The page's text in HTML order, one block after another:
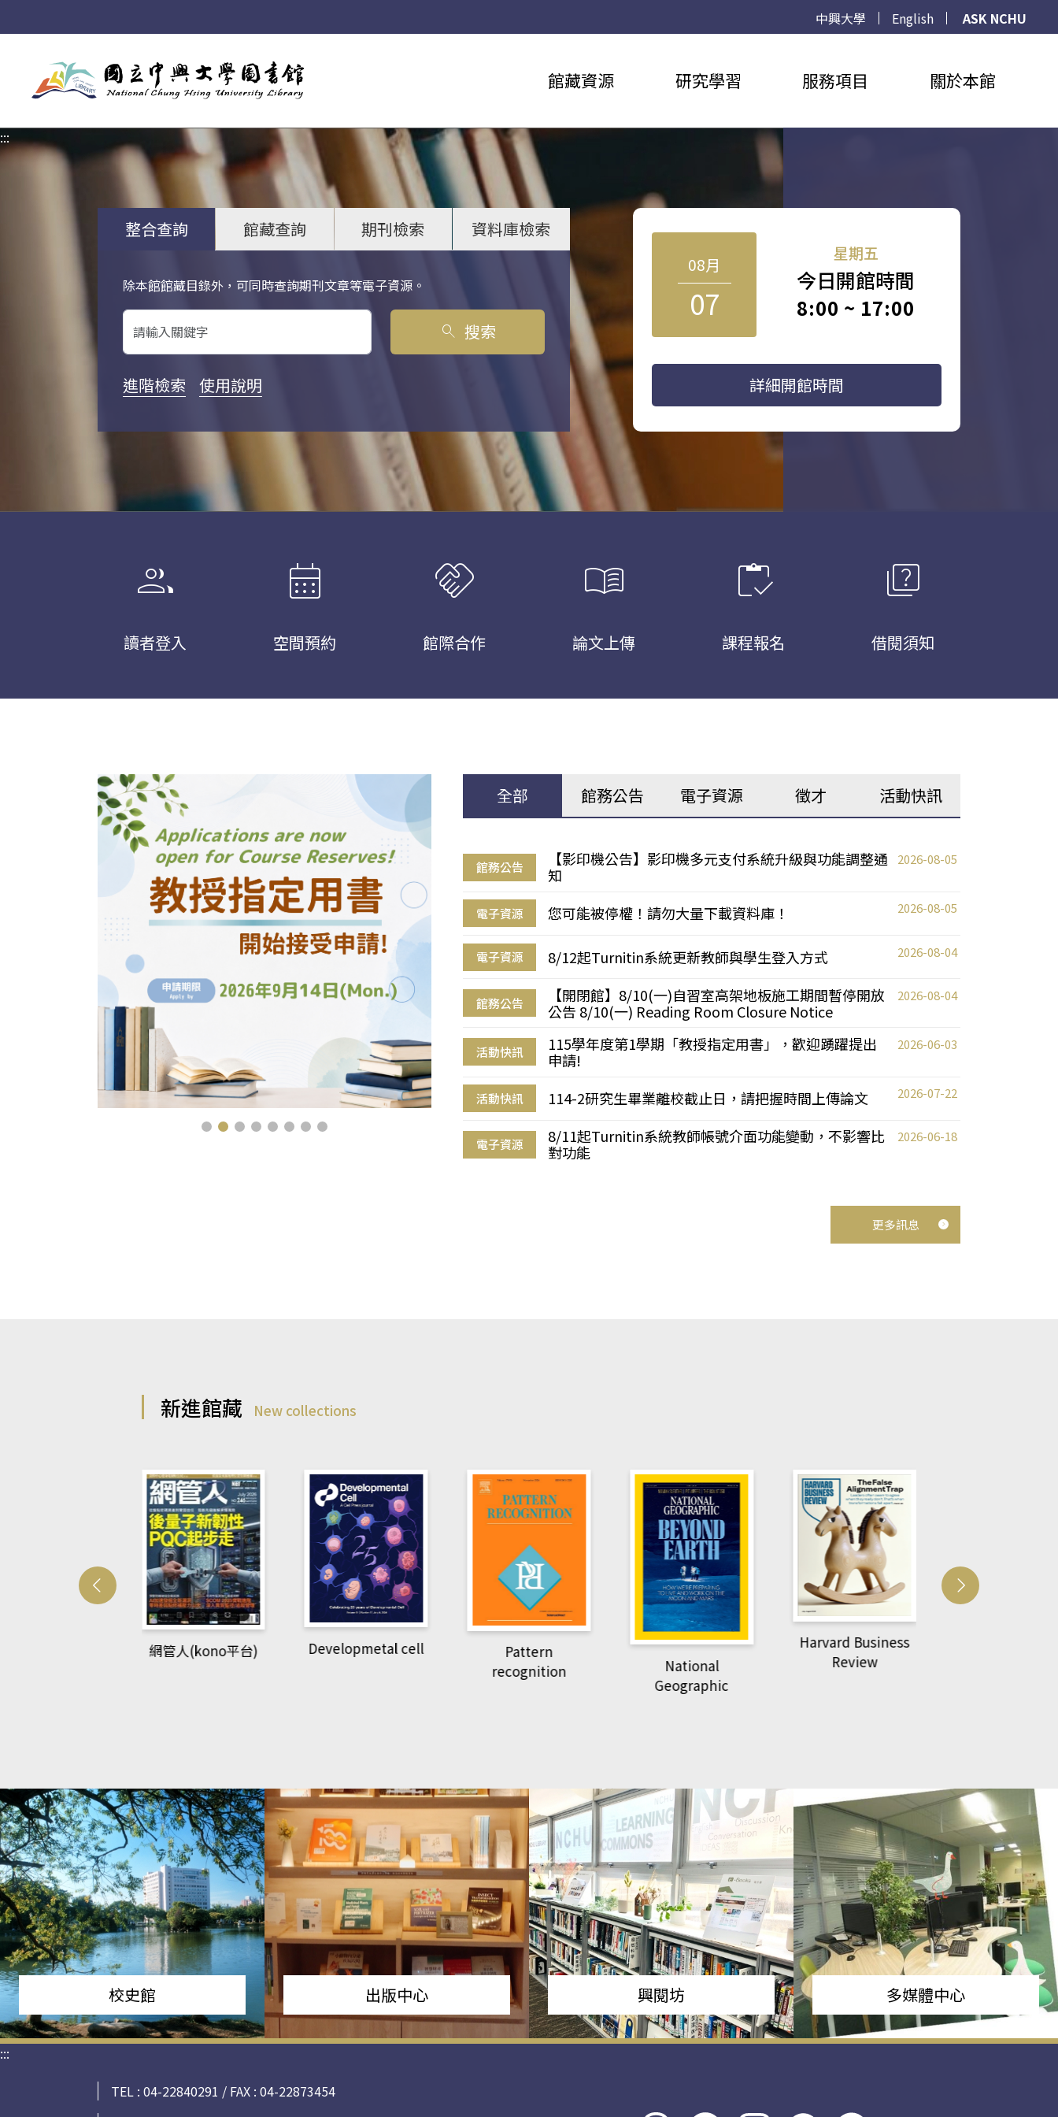
中興大學 English
ASK NCHU
館藏資源 研究學習 服務項目 關於本館
:::
整合查詢 館藏查詢 期刊檢索 資料庫檢索
除本館館藏目錄外，可同時查詢期刊文章等電子資源。
關鍵字搜尋
search 搜索
進階檢索 使用說明
08月
07
星期五
今日開館時間
8:00 ~ 17:00
詳細開館時間
group
讀者登入
calendar_month
空間預約
handshake
館際合作
menu_book
論文上傳
inventory
課程報名
quiz
借閱須知
全部 館務公告 電子資源 徵才 活動快訊
館務公告
【影印機公告】影印機多元支付系統升級與功能調整通
知
2026-08-05
電子資源 您可能被停權！請勿大量下載資料庫！ 2026-08-05
電子資源 8/12起Turnitin系統更新教師與學生登入方式 2026-08-04
館務公告
【開閉館】8/10(一)自習室高架地板施工期間暫停開放
公告 8/10(一) Reading Room Closure Notice
2026-08-04
活動快訊
115學年度第1學期「教授指定用書」，歡迎踴躍提出
申請!
2026-06-03
活動快訊 114-2研究生畢業離校截止日，請把握時間上傳論文 2026-07-22
電子資源
8/11起Turnitin系統教師帳號介面功能變動，不影響比
對功能
2026-06-18
更多訊息
新進館藏 New collections
網管人(kono平台) Developmetal cell
Pattern
recognition
National
Geographic
Harvard Business
Review
校史館 出版中心 興閱坊 多媒體中心
:::
TEL : 04-22840291 / FAX : 04-22873454